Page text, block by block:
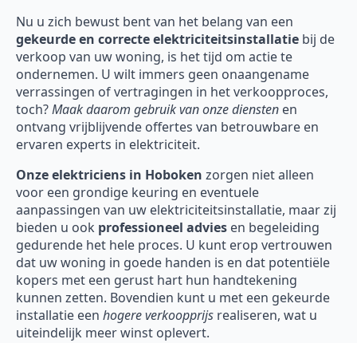
Nu u zich bewust bent van het belang van een
gekeurde en correcte elektriciteitsinstallatie bij de
verkoop van uw woning, is het tijd om actie te
ondernemen. U wilt immers geen onaangename
verrassingen of vertragingen in het verkoopproces,
toch?Maak daarom gebruik van onze diensten en
ontvang vrijblijvende offertes van betrouwbare en
ervaren experts in elektriciteit.
Onzeelektriciens in Hoboken zorgen niet alleen
voor een grondige keuring en eventuele
aanpassingen van uw elektriciteitsinstallatie, maar zij
bieden u ook professioneel advies en begeleiding
gedurende het hele proces. U kunt erop vertrouwen
dat uw woning in goede handen is en dat potentiële
kopers met een gerust hart hun handtekening
kunnen zetten. Bovendien kunt u met een gekeurde
installatie een hogere verkoopprijs realiseren, wat u
uiteindelijk meer winst oplevert.